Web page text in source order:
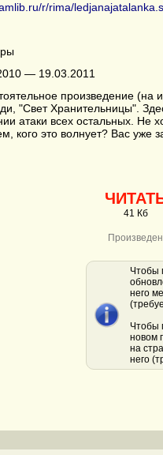
r/rima/
— 19.03.2011
произведение (на
"Свет Хранительницы".
атаки всех остальных. Не
кого это волнует? Вас уже
41 Кб
Чтобы
него
Чтобы
новом
на
него